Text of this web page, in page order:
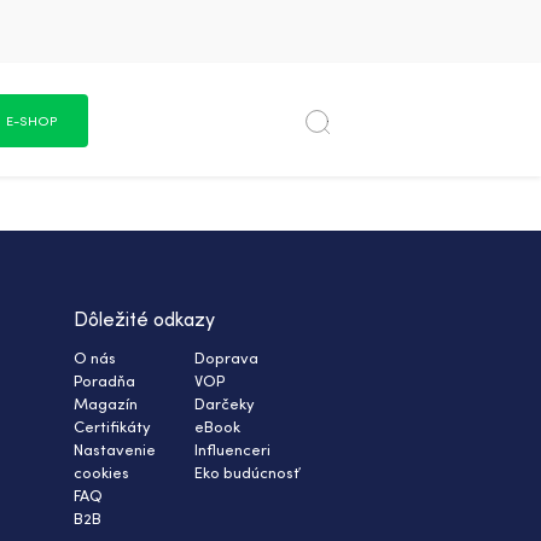
E-SHOP
Dôležité odkazy
O nás
Poradňa
Magazín
Certifikáty
Nastavenie
cookies
FAQ
B2B
Doprava
VOP
Darčeky
eBook
Influenceri
Eko budúcnosť